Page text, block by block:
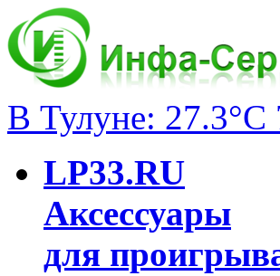
В Тулуне: 27.3°C
LP33.RU
Аксессуары
для